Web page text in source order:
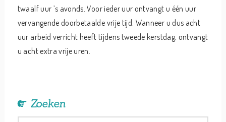
twaalf uur ’s avonds. Voor ieder uur ontvangt u één uur
vervangende doorbetaalde vrije tijd. Wanneer u dus acht
uur arbeid verricht heeft tijdens tweede kerstdag, ontvangt
u acht extra vrije uren.
Zoeken